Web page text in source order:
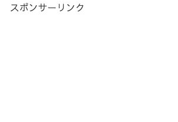
スポンサーリンク